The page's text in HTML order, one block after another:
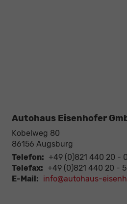
Autohaus Eisenhofer
Kobelweg 80
86156 Augsburg
Telefon: +49 (0)821 440 20 - 0
Telefax: +49 (0)821 440 20 -
E-Mail: info@autohaus-